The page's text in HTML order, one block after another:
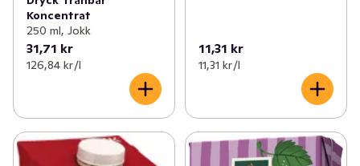
Koncentrat
250 ml, Jokk
31,71 kr
126,84 kr /l
11,31 kr
11,31 kr /l